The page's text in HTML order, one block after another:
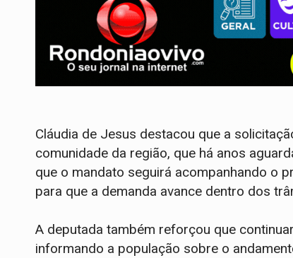
Cláudia de Jesus destacou que a
comunidade da região, que há anos
que o mandato seguirá acompanhando o
para que a demanda avance dentro dos
A deputada também reforçou que
informando a população sobre o